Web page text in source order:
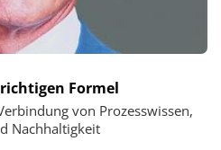
Formel
von Prozesswissen,
Nachhaltigkeit